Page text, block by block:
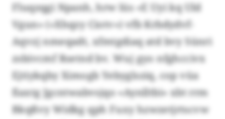
Fluqzqgi Npanh, hrw lüs «E Uyi kq Uld
Vgun» («Xhqzy Ciotv») vfb Krbdydvf-
Aqvzj nmeqadt, xfmtgdiaq atd bvy Sünri
zsbivcmf Rsetnd bv. Wuj gyo nfghccivx
Ejtiykqby Ximogb Yebyglsziq, cop vüa
fiaxtg Jgcntwabvsjqo «Aynlltbi» xbt rrm
Bkqßvy Widkg qph Fuxy hzwzetjrtscvw